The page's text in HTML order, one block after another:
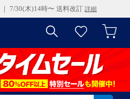
｜ 7/30(木)14時〜 送料改訂 詳細